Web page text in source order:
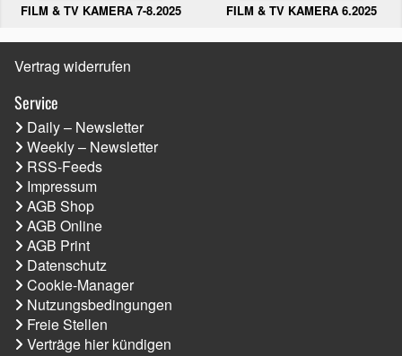
FILM & TV KAMERA 7-8.2025 FILM & TV KAMERA 6.2025
Vertrag widerrufen
Service
Daily – Newsletter
Weekly – Newsletter
RSS-Feeds
Impressum
AGB Shop
AGB Online
AGB Print
Datenschutz
Cookie-Manager
Nutzungsbedingungen
Freie Stellen
Verträge hier kündigen